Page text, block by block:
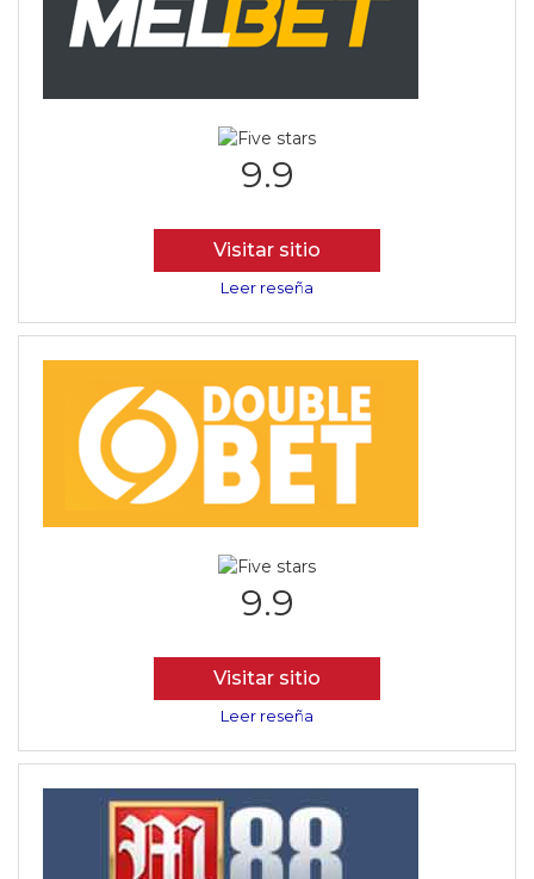
9.9
Visitar sitio
Leer reseña
9.9
Visitar sitio
Leer reseña